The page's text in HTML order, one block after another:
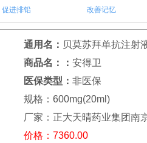
促进排铅 改善记忆
通用名： 贝莫苏拜单抗注射
商品名：： 安得卫
医保类型： 非医保
规格：600mg(20ml)
厂家：正大天晴药业集团南
价格：7360.00